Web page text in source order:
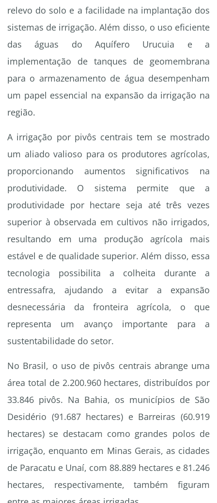
relevo do solo e a facilidade na implantação dos
sistemas de irrigação. Além disso, o uso eficiente
das águas do Aquífero Urucuia e a
implementação de tanques de geomembrana
para o armazenamento de água desempenham
um papel essencial na expansão da irrigação na
região.
A irrigação por pivôs centrais tem se mostrado
um aliado valioso para os produtores agrícolas,
proporcionando aumentos significativos na
produtividade. O sistema permite que a
produtividade por hectare seja até três vezes
superior à observada em cultivos não irrigados,
resultando em uma produção agrícola mais
estável e de qualidade superior. Além disso, essa
tecnologia possibilita a colheita durante a
entressafra, ajudando a evitar a expansão
desnecessária da fronteira agrícola, o que
representa um avanço importante para a
sustentabilidade do setor.
No Brasil, o uso de pivôs centrais abrange uma
área total de 2.200.960 hectares, distribuídos por
33.846 pivôs. Na Bahia, os municípios de São
Desidério (91.687 hectares) e Barreiras (60.919
hectares) se destacam como grandes polos de
irrigação, enquanto em Minas Gerais, as cidades
de Paracatu e Unaí, com 88.889 hectares e 81.246
hectares, respectivamente, também figuram